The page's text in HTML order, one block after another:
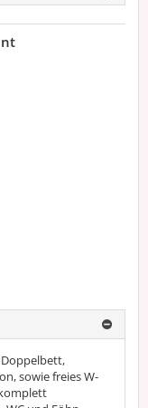
sowie freies W-